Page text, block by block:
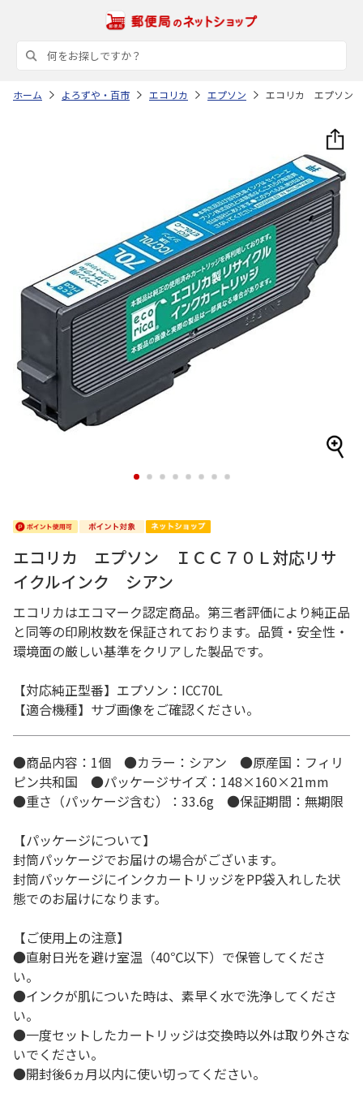
ホーム よろずや・百市 エコリカ エプソン エコリカ エプソン
1 2 3 4 5 6 7 8
エコリカ エプソン ＩＣＣ７０Ｌ対応リサ
イクルインク シアン
エコリカはエコマーク認定商品。第三者評価により純正品
と同等の印刷枚数を保証されております。品質・安全性・
環境面の厳しい基準をクリアした製品です。
【対応純正型番】エプソン：ICC70L
【適合機種】サブ画像をご確認ください。
●商品内容：1個 ●カラー：シアン ●原産国：フィリ
ピン共和国 ●パッケージサイズ：148×160×21mm
●重さ（パッケージ含む）：33.6g ●保証期間：無期限
【パッケージについて】
封筒パッケージでお届けの場合がございます。
封筒パッケージにインクカートリッジをPP袋入れした状
態でのお届けになります。
【ご使用上の注意】
●直射日光を避け室温（40℃以下）で保管してくださ
い。
●インクが肌についた時は、素早く水で洗浄してくださ
い。
●一度セットしたカートリッジは交換時以外は取り外さな
いでください。
●開封後6ヵ月以内に使い切ってください。